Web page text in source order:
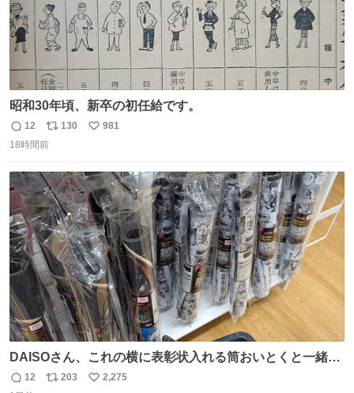
昭和30年頃、新卒の初任給です。
返
信
12
リ
ポ
ト
数
130
い
数
981
18時間前
DAISOさん、これの横に表彰状入れる筒おいとくと一緒に
売れますのでご検討下さい
返
12
リ
203
い
2,275